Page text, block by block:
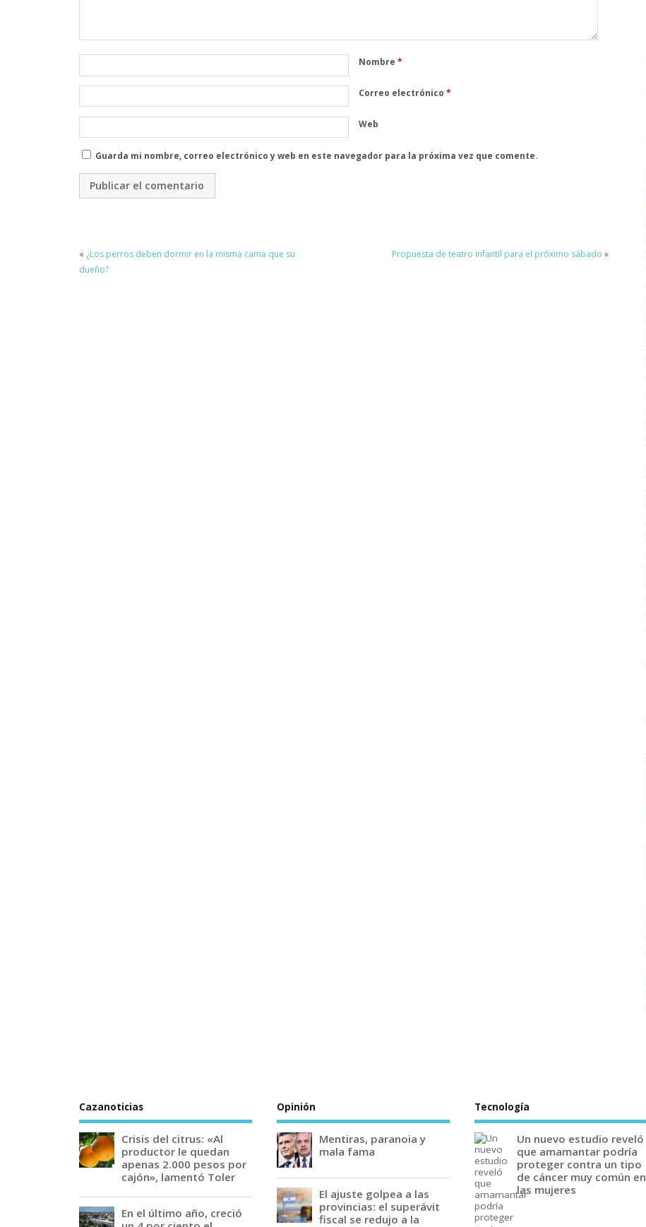
Nombre *
Correo electrónico *
Web
Guarda mi nombre, correo electrónico y web en este navegador para la próxima vez que comente.
« ¿Los perros deben dormir en la misma cama que su
dueño?
Propuesta de teatro infantil para el próximo sábado »
Cazanoticias
Crisis del citrus: «Al
productor le quedan
apenas 2.000 pesos por
cajón», lamentó Toler
En el último año, creció
Opinión
Mentiras, paranoia y
mala fama
El ajuste golpea a las
provincias: el superávit
fiscal se redujo a la
Tecnología
Un nuevo estudio reveló
que amamantar podría
proteger contra un tipo
de cáncer muy común en
las mujeres